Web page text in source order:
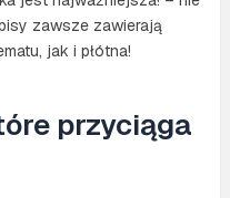
zawsze zawierają
jak i płótna!
przyciąga